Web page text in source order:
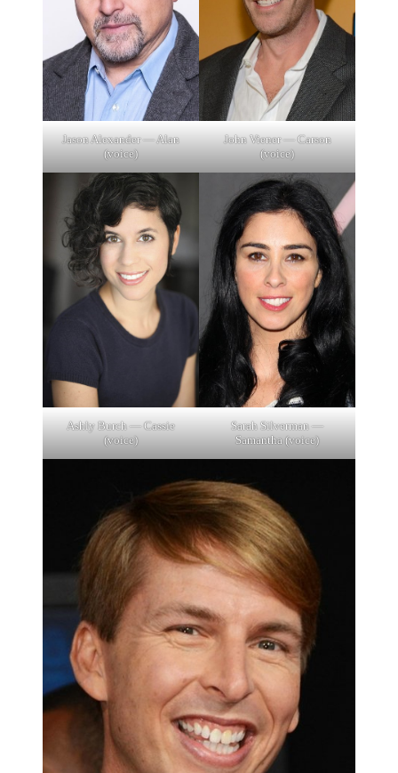
Jason Alexander — Alan
(voice)
John Viener — Carson
(voice)
Ashly Burch — Cassie
(voice)
Sarah Silverman —
Samantha (voice)